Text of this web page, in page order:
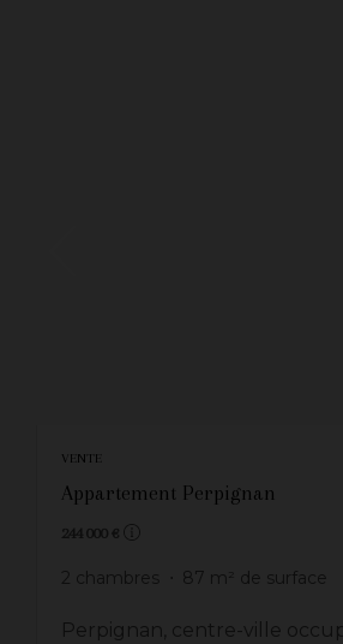
VENTE
Appartement Perpignan
244 000 €
2 chambres 87 m² de surface
Perpignan, centre-ville